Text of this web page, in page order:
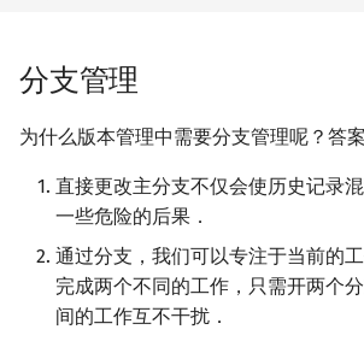
分支管理
为什么版本管理中需要分支管理呢？答
直接更改主分支不仅会使历史记录
一些危险的后果．
通过分支，我们可以专注于当前的
完成两个不同的工作，只需开两个
间的工作互不干扰．